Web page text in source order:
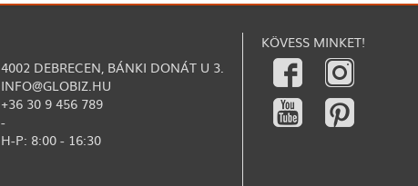
4002 DEBRECEN, BÁNKI DONÁT U 3.
INFO@GLOBIZ.HU
+36 30 9 456 789
-
H-P: 8:00 - 16:30
KÖVESS MINKET!